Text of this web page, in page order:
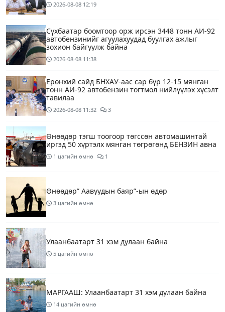
2026-08-08 12:19
Сүхбаатар боомтоор орж ирсэн 3448 тонн АИ-92
автобензинийг агуулахуудад буулгах ажлыг
зохион байгуулж байна
2026-08-08 11:38
Ерөнхий сайд БНХАУ-аас сар бүр 12-15 мянган
тонн АИ-92 автобензин тогтмол нийлүүлэх хүсэлт
тавилаа
2026-08-08 11:32 3
Өнөөдөр тэгш тоогоор төгссөн автомашинтай
иргэд 50 хүртэлх мянган төгрөгөнд БЕНЗИН авна
1 цагийн өмнө 1
Өнөөдөр” Аавуудын баяр”-ын өдөр
3 цагийн өмнө
Улаанбаатарт 31 хэм дулаан байна
5 цагийн өмнө
МАРГААШ: Улаанбаатарт 31 хэм дулаан байна
14 цагийн өмнө